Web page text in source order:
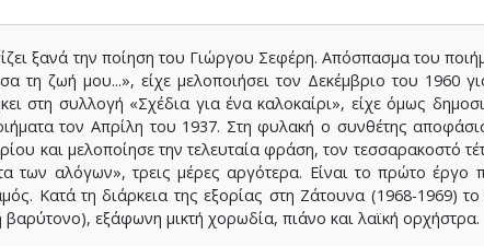
ξανά την ποίηση του Γιώργου Σεφέρη. Απόσπασμα του
τη ζωή μου...», είχε μελοποιήσει τον Δεκέμβριο του 1960
στη συλλογή «Σχέδια για ένα καλοκαίρι», είχε όμως
τον Απρίλη του 1937. Στη φυλακή ο συνθέτης
και μελοποίησε την τελευταία φράση, τον τεσσαρακοστό
των αλόγων», τρεις μέρες αργότερα. Είναι το πρώτο έργο
Κατά τη διάρκεια της εξορίας στη Ζάτουνα (1968-1969)
εξάφωνη μικτή χορωδία, πιάνο και λαϊκή ορχήστρα.